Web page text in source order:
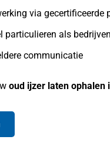
via gecertificeerde
particulieren als bedrijven
communicatie
oud ijzer laten ophalen